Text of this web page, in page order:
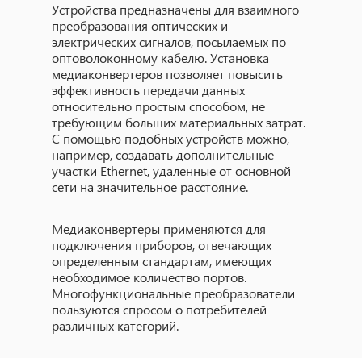
Устройства предназначены для взаимного
преобразования оптических и
электрических сигналов, посылаемых по
оптоволоконному кабелю. Установка
медиаконвертеров позволяет повысить
эффективность передачи данных
относительно простым способом, не
требующим больших материальных затрат.
С помощью подобных устройств можно,
например, создавать дополнительные
участки Ethernet, удаленные от основной
сети на значительное расстояние.
Медиаконвертеры применяются для
подключения приборов, отвечающих
определенным стандартам, имеющих
необходимое количество портов.
Многофункциональные преобразователи
пользуются спросом о потребителей
различных категорий.